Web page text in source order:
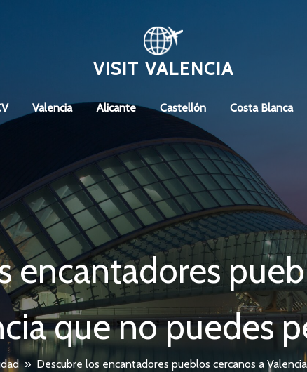
VISIT VALENCIA
Valencia Alicante Castellón Costa Blanca
encantadores
que no puedes
» Descubre los encantadores pueblos cercanos a